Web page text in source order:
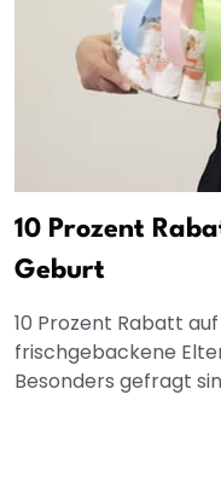
10 Prozent
Geburt
10 Prozent Rabatt
frischgebackene
Besonders gefragt